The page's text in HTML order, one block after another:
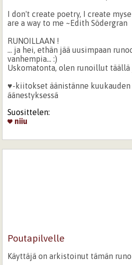
I don't create poetry, I create
are a way to me ~Edith Södergran
RUNOILLAAN !
... ja hei, ethän jää uusimpaan
vanhempia... :)
Uskomatonta, olen runoillut täällä
♥-kiitokset äänistänne
äänestyksessä
Suosittelen:
niiu
Poutapilvelle
Käyttäjä on arkistoinut tämän